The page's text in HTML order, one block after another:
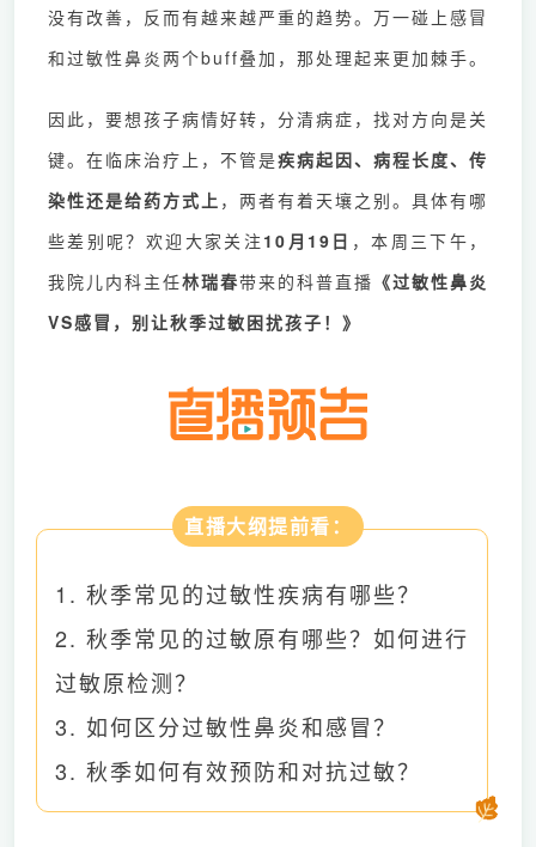
没有改善，反而有越来越严重的趋势。万一碰上感冒
和过敏性鼻炎两个buff叠加，那处理起来更加棘手。
因此，要想孩子病情好转，分清病症，找对方向是关
键。在临床治疗上，不管是疾病起因、病程长度、传
染性还是给药方式上 ，两者有着天壤之别。具体有哪
些差别呢？欢迎大家关注10月19日 ，本周三下午，
我院儿内科主任林瑞春带来的科普直播 《过敏性鼻炎
VS感冒，别让秋季过敏困扰孩子！》
直播大纲提前看：
1. 秋季常见的过敏性疾病有哪些？
2. 秋季常见的过敏原有哪些？如何进行
过敏原检测？
3. 如何区分过敏性鼻炎和感冒？
3. 秋季如何有效预防和对抗过敏？